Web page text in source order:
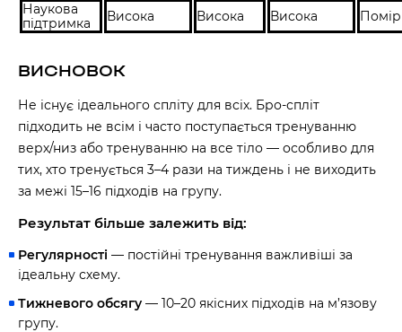
Наукова
підтримка
Висока Висока Висока
ВИСНОВОК
Не існує ідеального спліту для всіх. Бро-спліт
підходить не всім і часто поступається тренуванню
верх/низ або тренуванню на все тіло — особливо для
тих, хто тренується 3–4 рази на тиждень і не виходить
за межі 15–16 підходів на групу.
Результат більше залежить від:
Регулярності — постійні тренування важливіші за
ідеальну схему.
Тижневого обсягу — 10–20 якісних підходів на м’язову
групу.